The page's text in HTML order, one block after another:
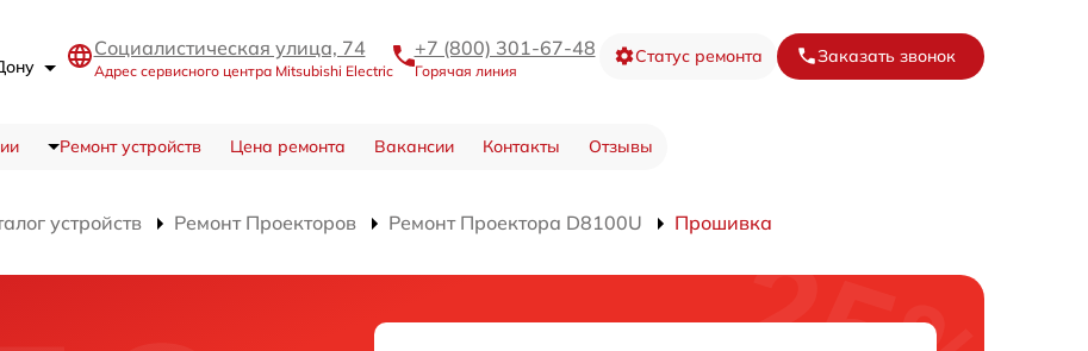
Социалистическая улица, 74
Адрес сервисного центра Mitsubishi Electric
+7 (800) 301-67-48
Горячая линия
Статус ремонта Заказать звонок
Ремонт устройств Цена ремонта Вакансии Контакты Отзывы
устройств Ремонт Проекторов Ремонт Проектора D8100U Прошивка